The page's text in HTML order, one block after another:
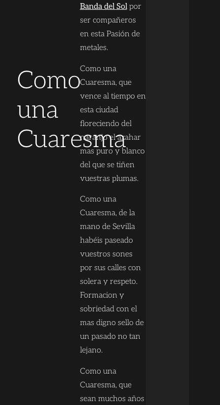
Como
una
Cuaresma
Banda del Solpor
ser compañeros
en esta Pasión de
metales.
Como una
Cuaresma, que
vence al tiempo en
esta ciudad
floreciendo del
naranjo el azahar
mas puro y blanco
del que se tiñen
vuestras plumas.
Como una
Cuaresma, de la
mano de Sevilla
habéis paseado
vuestros sones
por sus calles con
solera y respeto.
Formacion y
sobriedad con el
mas digno sello de
un pasado no tan
lejano.
Como una
Cuaresma, que
sean muchos años